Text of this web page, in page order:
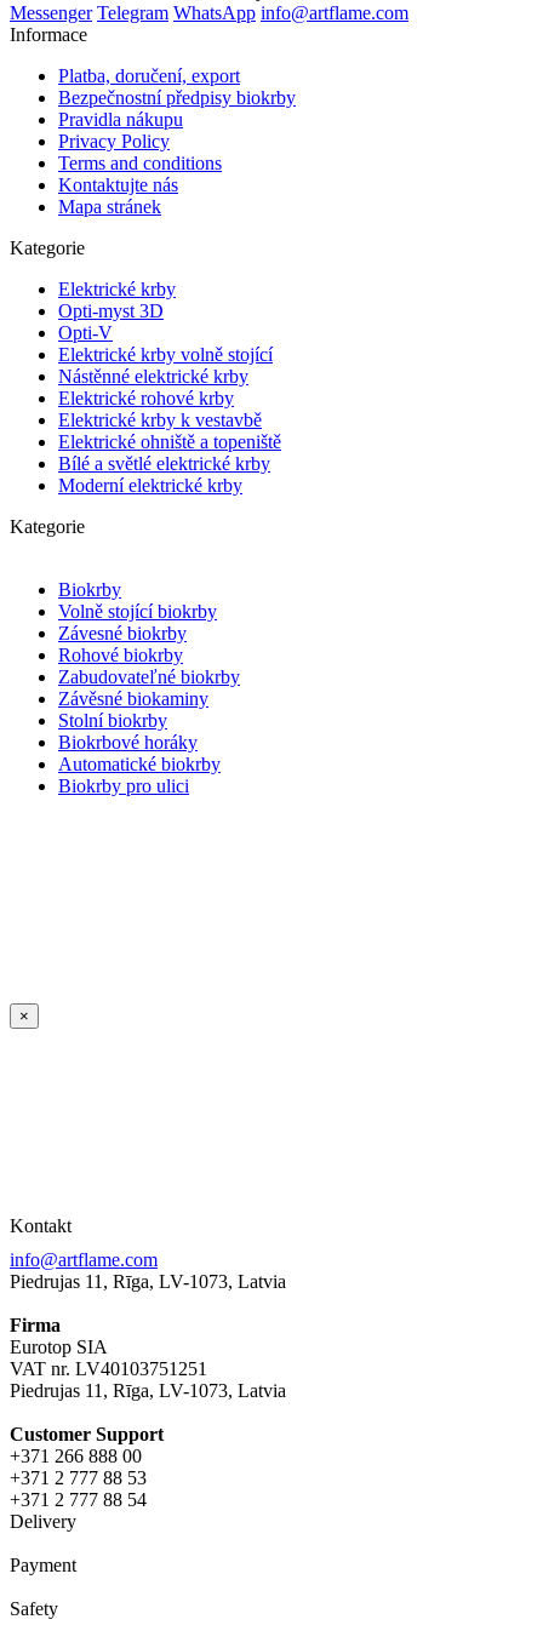
Messenger Telegram WhatsApp info@artflame.com
Informace
Platba, doručení, export
Bezpečnostní předpisy biokrby
Pravidla nákupu
Privacy Policy
Terms and conditions
Kontaktujte nás
Mapa stránek
Kategorie
Elektrické krby
Opti-myst 3D
Opti-V
Elektrické krby volně stojící
Nástěnné elektrické krby
Elektrické rohové krby
Elektrické krby k vestavbě
Elektrické ohniště a topeniště
Bílé a světlé elektrické krby
Moderní elektrické krby
Kategorie
Biokrby
Volně stojící biokrby
Závesné biokrby
Rohové biokrby
Zabudovateľné biokrby
Závěsné biokaminy
Stolní biokrby
Biokrbové horáky
Automatické biokrby
Biokrby pro ulici
×
Kontakt
info@artflame.com
Piedrujas 11, Rīga, LV-1073, Latvia
Firma
Eurotop SIA
VAT nr. LV40103751251
Piedrujas 11, Rīga, LV-1073, Latvia
Сustomer Support
+371 266 888 00
+371 2 777 88 53
+371 2 777 88 54
Delivery
Payment
Safety